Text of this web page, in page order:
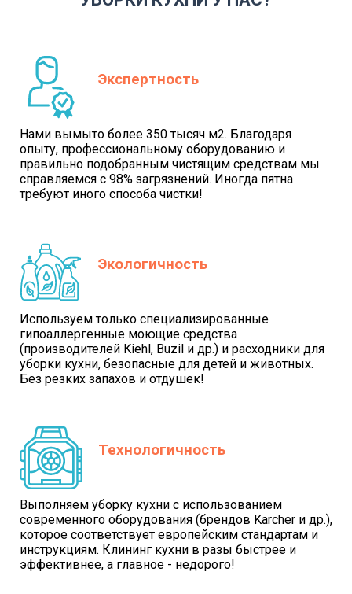
Экспертность
Нами вымыто более 350 тысяч м2. Благодаря
опыту, профессиональному оборудованию и
правильно подобранным чистящим средствам мы
справляемся с 98% загрязнений. Иногда пятна
требуют иного способа чистки!
Экологичность
Используем только специализированные
гипоаллергенные моющие средства
(производителей Kiehl, Buzil и др.) и расходники для
уборки кухни, безопасные для детей и животных.
Без резких запахов и отдушек!
Технологичность
Выполняем уборку кухни с использованием
современного оборудования (брендов Karcher и др.),
которое соответствует европейским стандартам и
инструкциям. Клининг кухни в разы быстрее и
эффективнее, а главное - недорого!